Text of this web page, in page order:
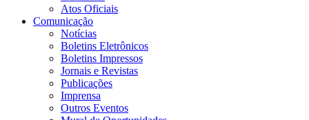
Atos Oficiais
Comunicação
Notícias
Boletins Eletrônicos
Boletins Impressos
Jornais e Revistas
Publicações
Imprensa
Outros Eventos